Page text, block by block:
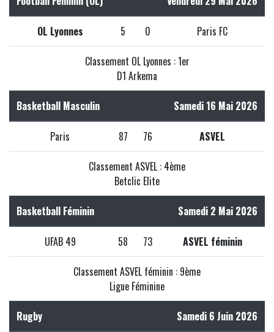
OL Lyonnes 5 0 Paris FC
Classement OL Lyonnes : 1er
D1 Arkema
Basketball Masculin Samedi 16 Mai 2026
Paris 87 76 ASVEL
Classement ASVEL : 4ème
Betclic Elite
Basketball Féminin Samedi 2 Mai 2026
UFAB 49 58 73 ASVEL féminin
Classement ASVEL féminin : 9ème
Ligue Féminine
Rugby Samedi 6 Juin 2026